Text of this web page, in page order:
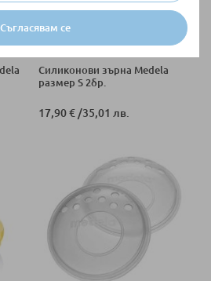
Съгласявам се
Силиконови зърна Medela
размер S 2бр.
17,90 € /35,01 лв.